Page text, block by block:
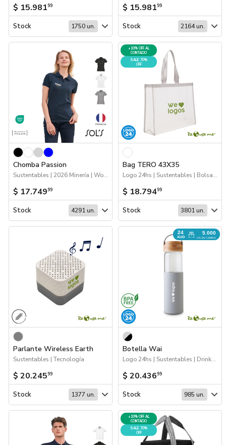
$ 15.98199
Stock 1750 un.
$ 15.98199
Stock 2164 un.
Chomba Passion
Sustentables | 2026 Minería | Workwear | Apparel | Apparel - Remeras y chombas
$ 17.74999
Stock 4291 un.
+10% OFF AL
CONTADO
SALE 70%
OFF
Bag TERO 43X35
Logo 24hs | Sustentables | Bolsas y Tote Bags | 70%OFF Bolsos y Mochilas
$ 18.79499
Stock 3801 un.
Parlante Wireless Earth
Sustentables | Tecnología
$ 20.24599
Stock 1377 un.
24
AUG
5.000
UN. EN CAMINO
Botella Wai
Logo 24hs | Sustentables | Drinkware | Próximos Arribos
$ 20.43699
Stock 985 un.
+10% OFF AL
CONTADO
SALE 70%
OFF